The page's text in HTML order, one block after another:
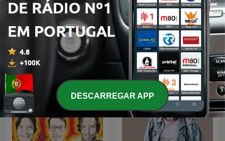
Flow Podcast Inteligencia Artificial
DESCARREGAR APP